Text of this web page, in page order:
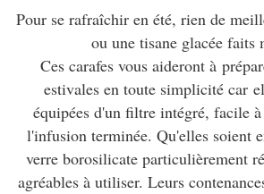
Pour se rafraîchir en été, rien de
ou une tisane glacée faits
Ces carafes vous aideront à
estivales en toute simplicité car
équipées d'un filtre intégré, facile
l'infusion terminée. Qu'elles soient
verre borosilicate particulièrement
agréables à utiliser. Leurs